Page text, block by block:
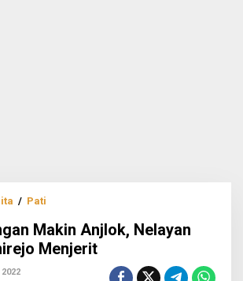
/ Pati
Makin
Anjlok,
Nelayan
Makin Anjlok, Nelayan
Menjerit